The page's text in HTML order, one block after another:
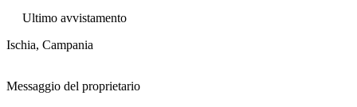
Ultimo avvistamento
Ischia, Campania
Messaggio del proprietario